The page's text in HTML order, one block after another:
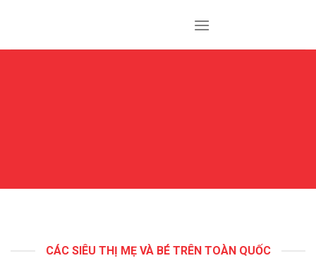
CÁC SIÊU THỊ MẸ VÀ BÉ TRÊN TOÀN QUỐC